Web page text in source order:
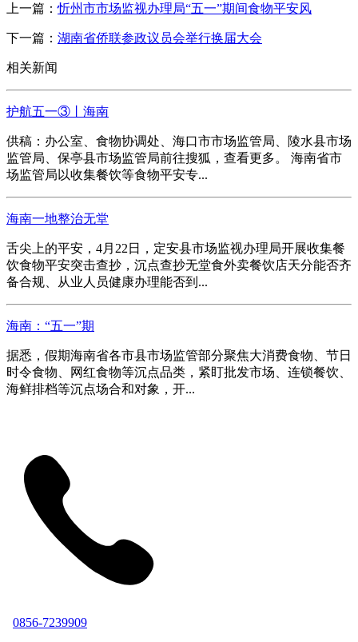
上一篇：忻州市市场监视办理局“五一”期间食物平安风
下一篇： 湖南省侨联参政议员会举行换届大会
相关新闻
护航五一③丨海南
供稿：办公室、食物协调处、海口市市场监管局、陵水县市场
监管局、保亭县市场监管局前往搜狐，查看更多。 海南省市
场监管局以收集餐饮等食物平安专...
海南一地整治无堂
舌尖上的平安，4月22日，定安县市场监视办理局开展收集餐
饮食物平安突击查抄，沉点查抄无堂食外卖餐饮店天分能否齐
备合规、从业人员健康办理能否到...
海南：“五一”期
据悉，假期海南省各市县市场监管部分聚焦大消费食物、节日
时令食物、网红食物等沉点品类，紧盯批发市场、连锁餐饮、
海鲜排档等沉点场合和对象，开...
0856-7239909